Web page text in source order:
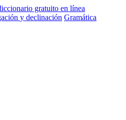
y declinación Gramática